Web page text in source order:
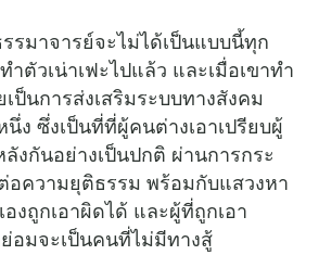
จารย์จะไม่ได้เป็นแบบนี้ทุก
ตัวเน่าเฟะไปแล้ว และเมื่อเขาทำ
ป็นการส่งเสริมระบบทางสังคม
ง ซึ่งเป็นที่ที่ผู้คนต่างเอาเปรียบผู้
งกันอย่างเป็นปกติ ผ่านการกระ
อความยุติธรรม พร้อมกับแสวงหา
งถูกเอาผิดได้ และผู้ที่ถูกเอา
อมจะเป็นคนที่ไม่มีทางสู้